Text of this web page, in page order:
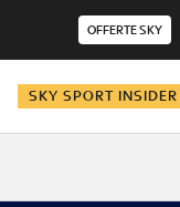
OFFERTE SKY
SKY SPORT INSIDER